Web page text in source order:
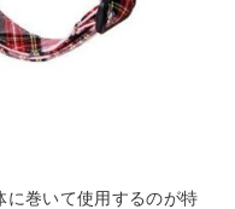
に巻いて使用するのが特